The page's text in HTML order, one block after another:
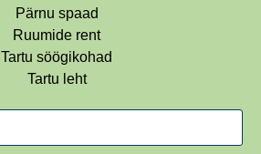
Pärnu spaad
Ruumide rent
Tartu söögikohad
Tartu leht